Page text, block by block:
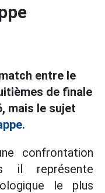
entre le
de finale
mais le sujet
confrontation
il représente
le plus